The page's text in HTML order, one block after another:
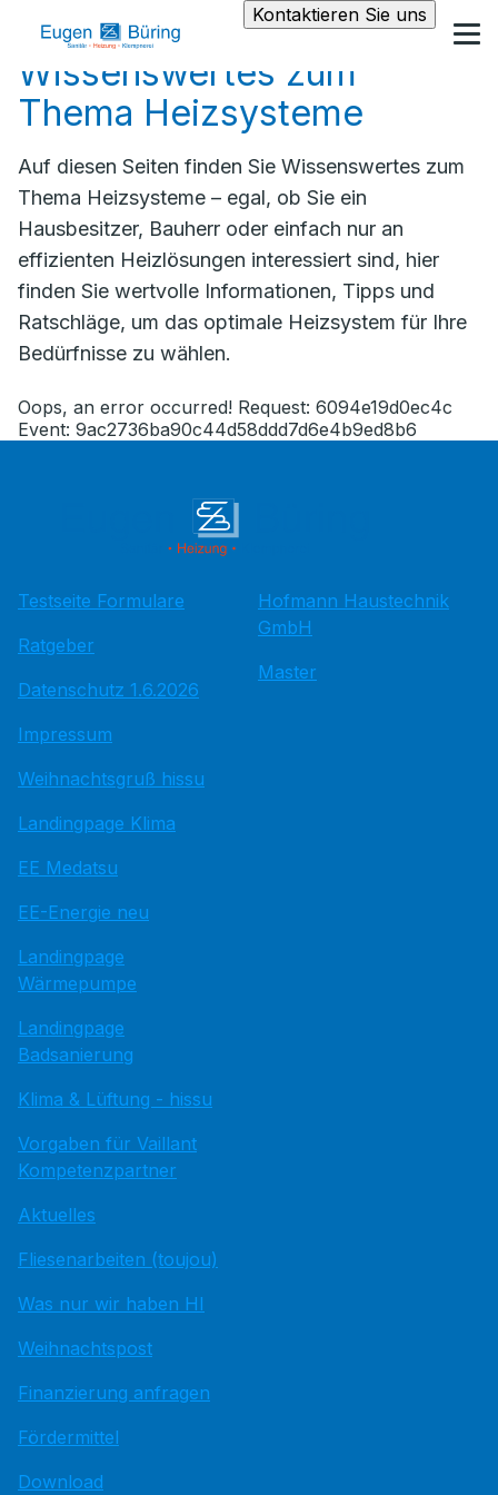
Kontaktieren Sie uns
Wissenswertes zum
Thema Heizsysteme
Auf diesen Seiten finden Sie Wissenswertes zum
Thema Heizsysteme – egal, ob Sie ein
Hausbesitzer, Bauherr oder einfach nur an
effizienten Heizlösungen interessiert sind, hier
finden Sie wertvolle Informationen, Tipps und
Ratschläge, um das optimale Heizsystem für Ihre
Bedürfnisse zu wählen.
Oops, an error occurred! Request: 6094e19d0ec4c
Event: 9ac2736ba90c44d58ddd7d6e4b9ed8b6
Testseite Formulare
Ratgeber
Datenschutz 1.6.2026
Impressum
Weihnachtsgruß hissu
Landingpage Klima
EE Medatsu
EE-Energie neu
Landingpage
Wärmepumpe
Landingpage
Badsanierung
Klima & Lüftung - hissu
Vorgaben für Vaillant
Kompetenzpartner
Aktuelles
Fliesenarbeiten (toujou)
Was nur wir haben HI
Weihnachtspost
Finanzierung anfragen
Fördermittel
Download
Hofmann Haustechnik
GmbH
Master